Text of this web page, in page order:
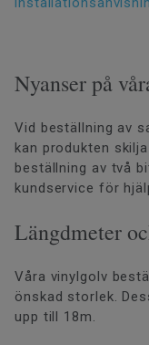
Nyanser på
Vid beställning av
kan produkten
beställning av två
kundservice för
Längdmeter
Våra vinylgolv
önskad storlek.
upp till 18m.